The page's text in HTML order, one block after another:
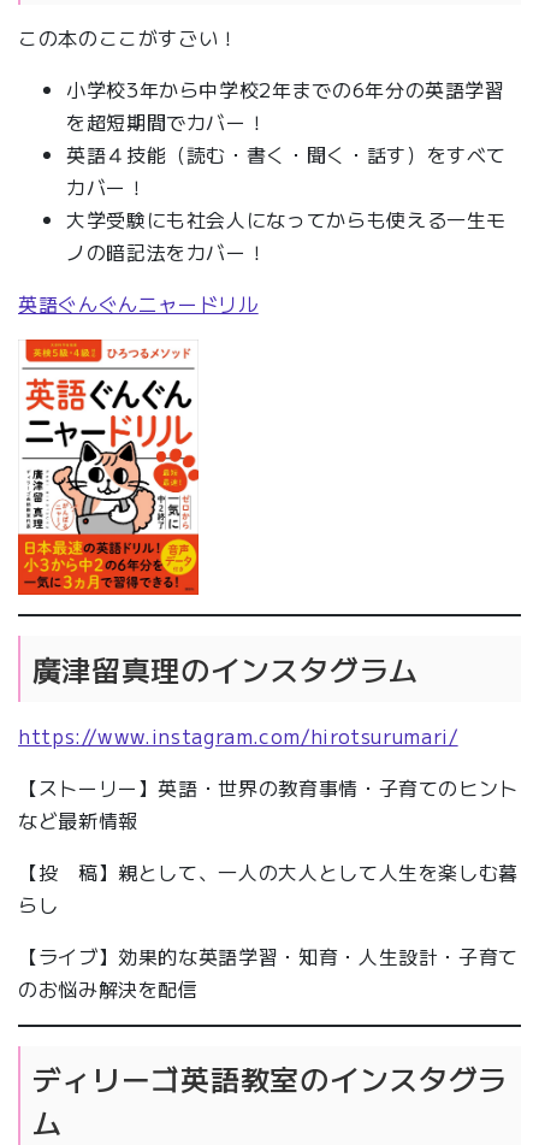
この本のここがすごい！
小学校3年から中学校2年までの6年分の英語学習
を超短期間でカバー！
英語４技能（読む・書く・聞く・話す）をすべて
カバー！
大学受験にも社会人になってからも使える一生モ
ノの暗記法をカバー！
英語ぐんぐんニャードリル
廣津留真理のインスタグラム
https://www.instagram.com/hirotsurumari/
【ストーリー】英語・世界の教育事情・子育てのヒント
など最新情報
【投 稿】親として、一人の大人として人生を楽しむ暮
らし
【ライブ】効果的な英語学習・知育・人生設計・子育て
のお悩み解決を配信
ディリーゴ英語教室のインスタグラ
ム